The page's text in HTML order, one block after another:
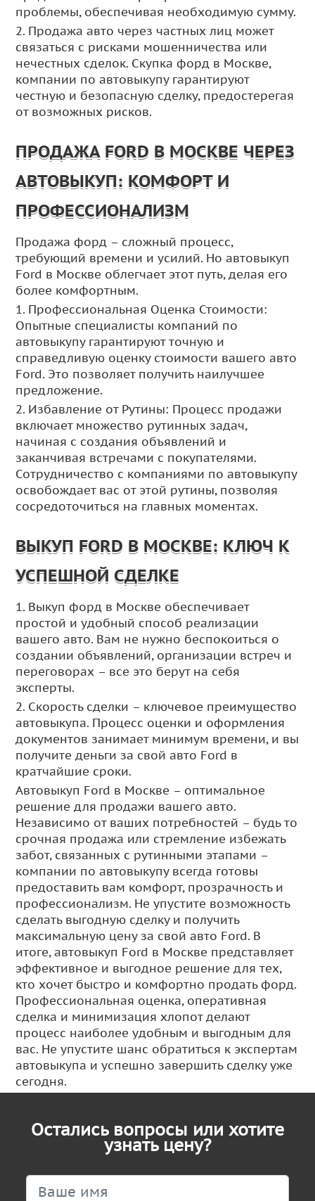
проблемы, обеспечивая необходимую сумму.
2. Продажа авто через частных лиц может
связаться с рисками мошенничества или
нечестных сделок. Скупка форд в Москве,
компании по автовыкупу гарантируют
честную и безопасную сделку, предостерегая
от возможных рисков.
ПРОДАЖА FORD В МОСКВЕ ЧЕРЕЗ
АВТОВЫКУП: КОМФОРТ И
ПРОФЕССИОНАЛИЗМ
Продажа форд – сложный процесс,
требующий времени и усилий. Но автовыкуп
Ford в Москве облегчает этот путь, делая его
более комфортным.
1. Профессиональная Оценка Стоимости:
Опытные специалисты компаний по
автовыкупу гарантируют точную и
справедливую оценку стоимости вашего авто
Ford. Это позволяет получить наилучшее
предложение.
2. Избавление от Рутины: Процесс продажи
включает множество рутинных задач,
начиная с создания объявлений и
заканчивая встречами с покупателями.
Сотрудничество с компаниями по автовыкупу
освобождает вас от этой рутины, позволяя
сосредоточиться на главных моментах.
ВЫКУП FORD В МОСКВЕ: КЛЮЧ К
УСПЕШНОЙ СДЕЛКЕ
1. Выкуп форд в Москве обеспечивает
простой и удобный способ реализации
вашего авто. Вам не нужно беспокоиться о
создании объявлений, организации встреч и
переговорах – все это берут на себя
эксперты.
2. Скорость сделки – ключевое преимущество
автовыкупа. Процесс оценки и оформления
документов занимает минимум времени, и вы
получите деньги за свой авто Ford в
кратчайшие сроки.
Автовыкуп Ford в Москве – оптимальное
решение для продажи вашего авто.
Независимо от ваших потребностей – будь то
срочная продажа или стремление избежать
забот, связанных с рутинными этапами –
компании по автовыкупу всегда готовы
предоставить вам комфорт, прозрачность и
профессионализм. Не упустите возможность
сделать выгодную сделку и получить
максимальную цену за свой авто Ford. В
итоге, автовыкуп Ford в Москве представляет
эффективное и выгодное решение для тех,
кто хочет быстро и комфортно продать форд.
Профессиональная оценка, оперативная
сделка и минимизация хлопот делают
процесс наиболее удобным и выгодным для
вас. Не упустите шанс обратиться к экспертам
автовыкупа и успешно завершить сделку уже
сегодня.
Остались вопросы или хотите
узнать цену?